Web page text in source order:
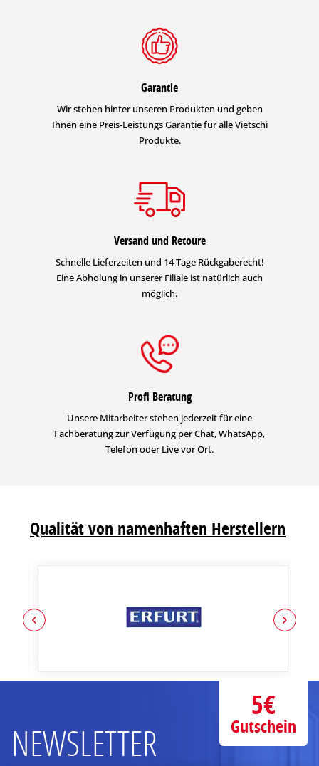
Garantie
Wir stehen hinter unseren Produkten und geben
Ihnen eine Preis-Leistungs Garantie für alle Vietschi
Produkte.
Versand und Retoure
Schnelle Lieferzeiten und 14 Tage Rückgaberecht!
Eine Abholung in unserer Filiale ist natürlich auch
möglich.
Profi Beratung
Unsere Mitarbeiter stehen jederzeit für eine
Fachberatung zur Verfügung per Chat, WhatsApp,
Telefon oder Live vor Ort.
Qualität von namenhaften Herstellern
NEWSLETTER
5€
Gutschein